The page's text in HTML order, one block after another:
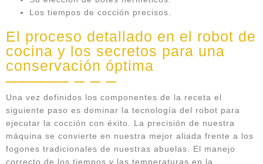
Los tiempos de cocción precisos.
El proceso detallado en el robot de
cocina y los secretos para una
conservación óptima
Una vez definidos los componentes de la receta el
siguiente paso es dominar la tecnología del robot para
ejecutar la cocción con éxito. La precisión de nuestra
máquina se convierte en nuestra mejor aliada frente a los
fogones tradicionales de nuestras abuelas. El manejo
correcto de los tiempos y las temperaturas en la